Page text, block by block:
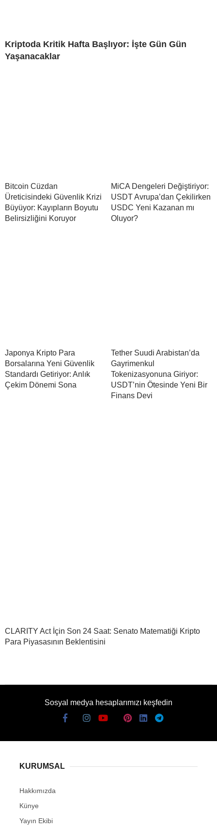
Kriptoda Kritik Hafta Başlıyor: İşte Gün Gün
Yaşanacaklar
Bitcoin Cüzdan
Üreticisindeki Güvenlik Krizi
Büyüyor: Kayıpların Boyutu
Belirsizliğini Koruyor
MiCA Dengeleri Değiştiriyor:
USDT Avrupa’dan Çekilirken
USDC Yeni Kazanan mı
Oluyor?
Japonya Kripto Para
Borsalarına Yeni Güvenlik
Standardı Getiriyor: Anlık
Çekim Dönemi Sona
Tether Suudi Arabistan’da
Gayrimenkul
Tokenizasyonuna Giriyor:
USDT’nin Ötesinde Yeni Bir
Finans Devi
CLARITY Act İçin Son 24 Saat: Senato Matematiği Kripto
Para Piyasasının Beklentisini
Sosyal medya hesaplarımızı keşfedin
KURUMSAL
Hakkımızda
Künye
Yayın Ekibi